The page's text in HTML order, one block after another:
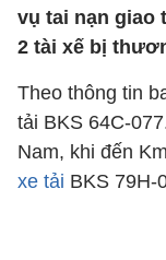
vụ tai nạn giao
2 tài xế bị
Theo thông tin
tải BKS 64C-
Nam, khi đến
xe tải BKS 79H-